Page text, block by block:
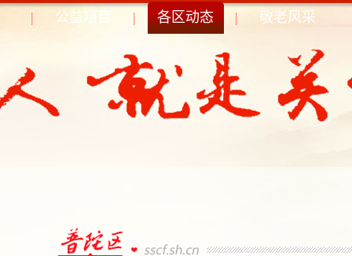
|
公益项目 | 各区动态 | 敬老风采